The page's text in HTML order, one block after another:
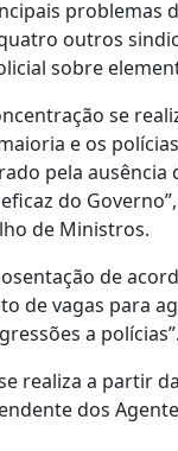
problemas
outros
sobre
se
e os
pela
do
de Ministros.
de
de vagas para
a polícias”.
realiza a partir
dos